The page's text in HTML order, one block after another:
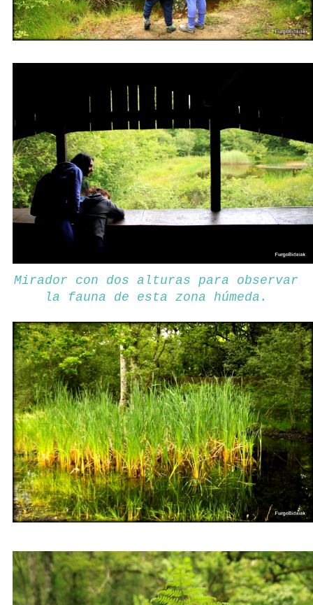
Mirador con dos alturas para observar
la fauna de esta zona húmeda.